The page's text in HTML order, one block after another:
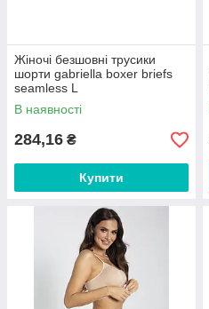
Жіночі безшовні трусики
шорти gabriella boxer briefs
seamless L
В наявності
284,16 ₴
Купити